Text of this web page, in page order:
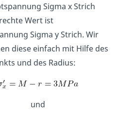
Sigma x Strich
Wert ist
Sigma y Strich. Wir
diese einfach mit Hilfe des
und des Radius:
und